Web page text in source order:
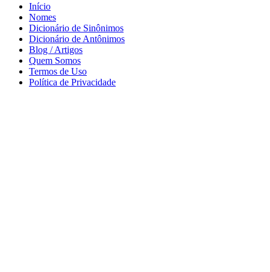
Início
Nomes
Dicionário de Sinônimos
Dicionário de Antônimos
Blog / Artigos
Quem Somos
Termos de Uso
Política de Privacidade